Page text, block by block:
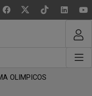
OLIMPICOS